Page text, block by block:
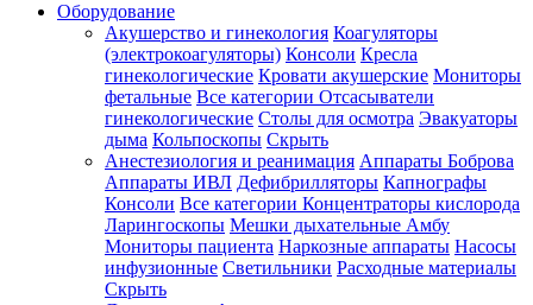
Оборудование
Акушерство и гинекология Коагуляторы
(электрокоагуляторы) Консоли Кресла
гинекологические Кровати акушерские Мониторы
фетальные Все категории Отсасыватели
гинекологические Столы для осмотра Эвакуаторы
дыма Кольпоскопы Скрыть
Анестезиология и реанимация Аппараты Боброва
Аппараты ИВЛ Дефибрилляторы Капнографы
Консоли Все категории Концентраторы кислорода
Ларингоскопы Мешки дыхательные Амбу
Мониторы пациента Наркозные аппараты Насосы
инфузионные Светильники Расходные материалы
Скрыть